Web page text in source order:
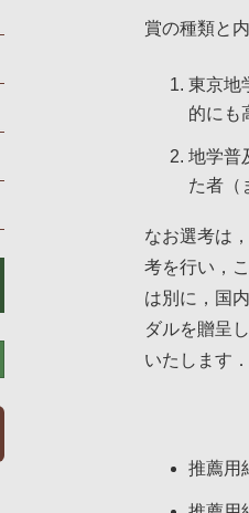
賞の種類と
東京地
的にも
地学普
た者（
なお選考は
考を行い，
は別に，国
ダルを贈呈
いたします．
推薦用